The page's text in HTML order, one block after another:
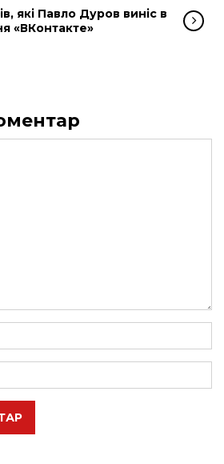
які Павло Дуров виніс в
«ВКонтакте»